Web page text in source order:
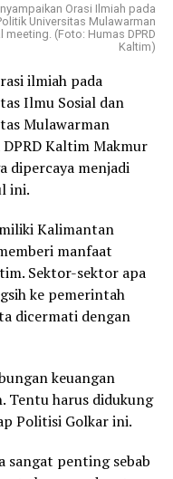
Orasi Ilmiah pada
Universitas Mulawarman
(Foto: Humas DPRD
Kaltim)
ilmiah pada
Ilmu Sosial dan
Mulawarman
Kaltim Makmur
dipercaya menjadi
ini.
Kalimantan
manfaat
Sektor-sektor apa
ke pemerintah
dicermati dengan
keuangan
Tentu harus didukung
Politisi Golkar ini.
sangat penting sebab